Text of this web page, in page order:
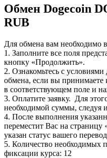
Обмен Dogecoin
RUB
Для обмена вам необходимо
1. Заполните все поля
кнопку «Продолжить».
2. Ознакомьтесь с условиями
обмена, если вы принимаете
в соответствующем поле и
3. Оплатите заявку. Для
необходимой суммы, следуя
4. После выполнения
переместит Вас на страницу
указан статус вашего
5. Количество необходимых
фиксации курса: 12